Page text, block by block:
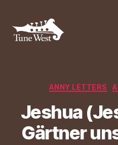
ANNY LETTERS
Jeshua
Gärtner